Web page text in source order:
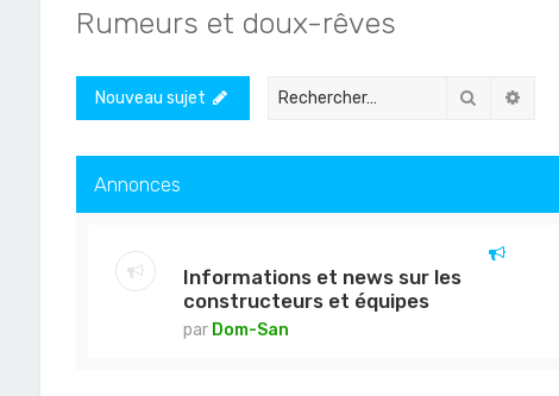
Rumeurs et doux-rêves
Nouveau sujet Rechercher
Annonces
Informations et news sur les
constructeurs et équipes
par Dom-San